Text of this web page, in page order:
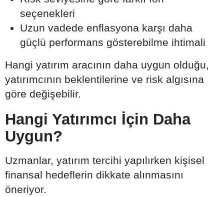
seçenekleri
Uzun vadede enflasyona karşı daha
güçlü performans gösterebilme ihtimali
Hangi yatırım aracının daha uygun olduğu,
yatırımcının beklentilerine ve risk algısına
göre değişebilir.
Hangi Yatırımcı İçin Daha
Uygun?
Uzmanlar, yatırım tercihi yapılırken kişisel
finansal hedeflerin dikkate alınmasını
öneriyor.